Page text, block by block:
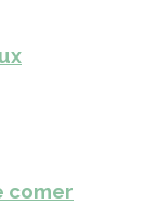
comer